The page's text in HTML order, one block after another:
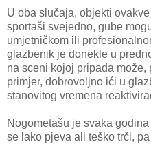
U oba slučaja, objekti
sportaši svejedno, gube
umjetničkom ili
glazbenik je donekle u
na sceni kojoj pripada može,
primjer, dobrovoljno ići u
stanovitog vremena
Nogometašu je svaka
se lako pjeva ali teško trči,